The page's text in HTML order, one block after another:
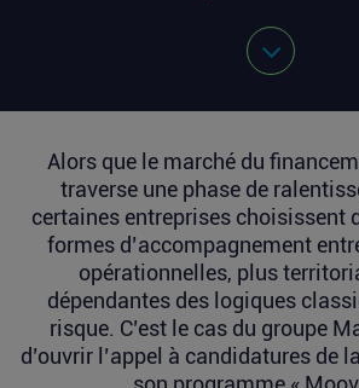
Alors que le marché du
traverse une phase de
certaines entreprises choisissent
formes d’accompagnement
opérationnelles, plus
dépendantes des logiques
risque. C’est le cas du groupe
d’ouvrir l’appel à candidatures de